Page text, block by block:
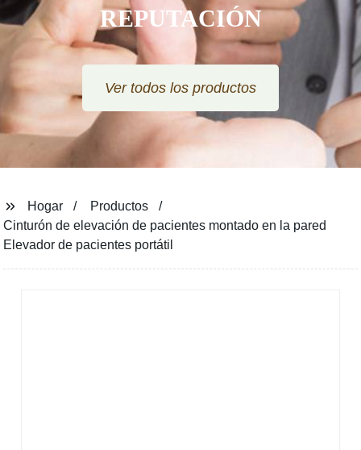
REPUTACIÓN
Ver todos los productos
Hogar
Productos
Cinturón de elevación de pacientes montado en la pared
Elevador de pacientes portátil